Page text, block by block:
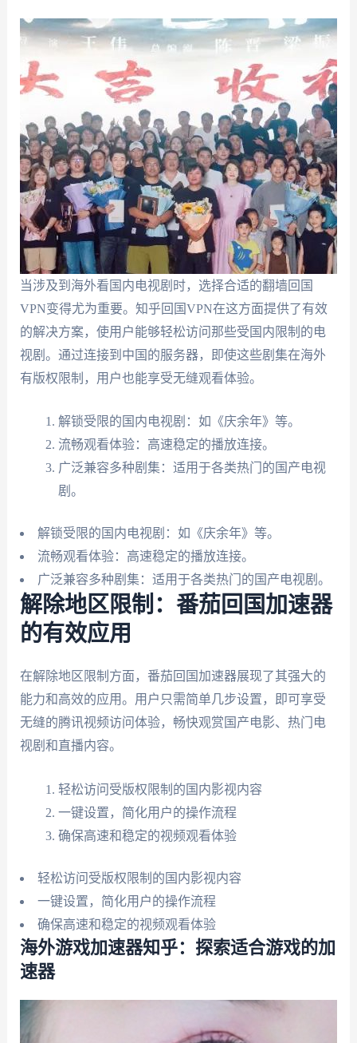
当涉及到海外看国内电视剧时，选择合适的翻墙回国
VPN变得尤为重要。知乎回国VPN在这方面提供了有效
的解决方案，使用户能够轻松访问那些受国内限制的电
视剧。通过连接到中国的服务器，即使这些剧集在海外
有版权限制，用户也能享受无缝观看体验。
解锁受限的国内电视剧：如《庆余年》等。
流畅观看体验：高速稳定的播放连接。
广泛兼容多种剧集：适用于各类热门的国产电视
剧。
解锁受限的国内电视剧：如《庆余年》等。
流畅观看体验：高速稳定的播放连接。
广泛兼容多种剧集：适用于各类热门的国产电视剧。
解除地区限制：番茄回国加速器
的有效应用
在解除地区限制方面，番茄回国加速器展现了其强大的
能力和高效的应用。用户只需简单几步设置，即可享受
无缝的腾讯视频访问体验，畅快观赏国产电影、热门电
视剧和直播内容。
轻松访问受版权限制的国内影视内容
一键设置，简化用户的操作流程
确保高速和稳定的视频观看体验
轻松访问受版权限制的国内影视内容
一键设置，简化用户的操作流程
确保高速和稳定的视频观看体验
海外游戏加速器知乎：探索适合游戏的加
速器